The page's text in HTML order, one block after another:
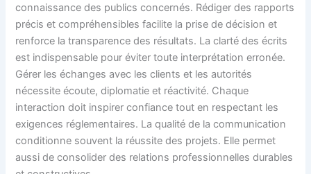
connaissance des publics concernés. Rédiger des rapports
précis et compréhensibles facilite la prise de décision et
renforce la transparence des résultats. La clarté des écrits
est indispensable pour éviter toute interprétation erronée.
Gérer les échanges avec les clients et les autorités
nécessite écoute, diplomatie et réactivité. Chaque
interaction doit inspirer confiance tout en respectant les
exigences réglementaires. La qualité de la communication
conditionne souvent la réussite des projets. Elle permet
aussi de consolider des relations professionnelles durables